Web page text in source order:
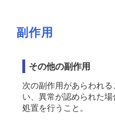
副作用
その他の副作用
次の副作用があらわれ
い、異常が認められた
処置を行うこと。